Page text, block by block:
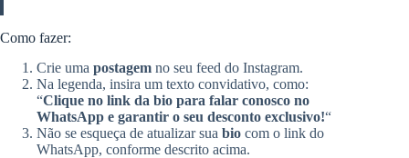
Como fazer:
Crie uma postagem no seu feed do Instagram.
Na legenda, insira um texto convidativo, como:
“Clique no link da bio para falar conosco no
WhatsApp e garantir o seu desconto exclusivo!“
Não se esqueça de atualizar sua bio com o link do
WhatsApp, conforme descrito acima.